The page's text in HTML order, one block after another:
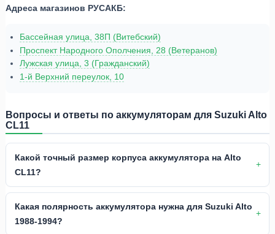
Адреса магазинов РУСАКБ:
Бассейная улица, 38П (Витебский)
Проспект Народного Ополчения, 28 (Ветеранов)
Лужская улица, 3 (Гражданский)
1-й Верхний переулок, 10
Вопросы и ответы по аккумуляторам для Suzuki Alto
CL11
Какой точный размер корпуса аккумулятора на Alto
CL11?
Какая полярность аккумулятора нужна для Suzuki Alto
1988-1994?